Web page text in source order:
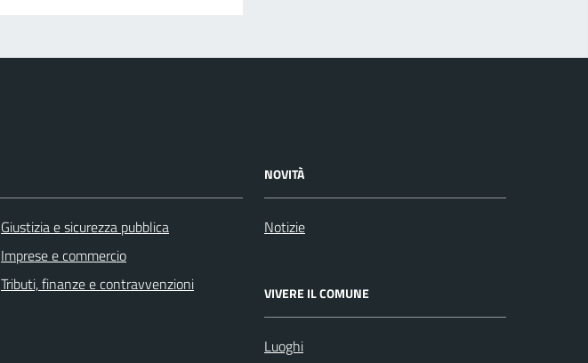
Giustizia e sicurezza pubblica
Imprese e commercio
Tributi, finanze e contravvenzioni
NOVITÀ
Notizie
VIVERE IL COMUNE
Luoghi